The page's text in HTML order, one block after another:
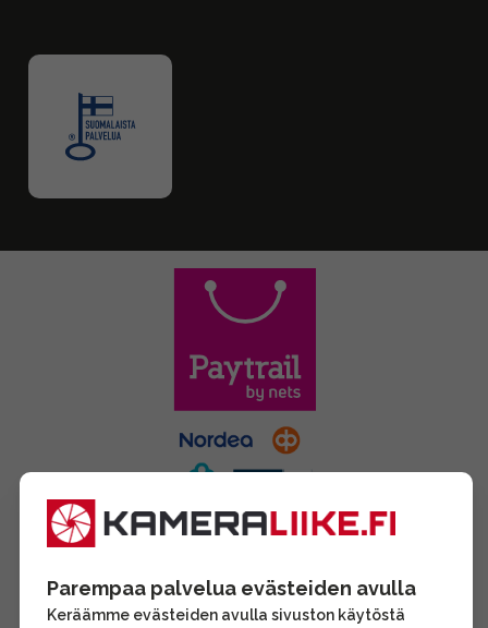
Parempaa palvelua evästeiden avulla
Keräämme evästeiden avulla sivuston käytöstä